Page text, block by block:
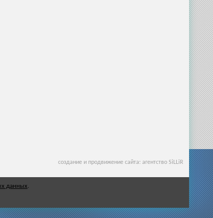
создание и продвижение сайта: агентство SiLLiR
данных.